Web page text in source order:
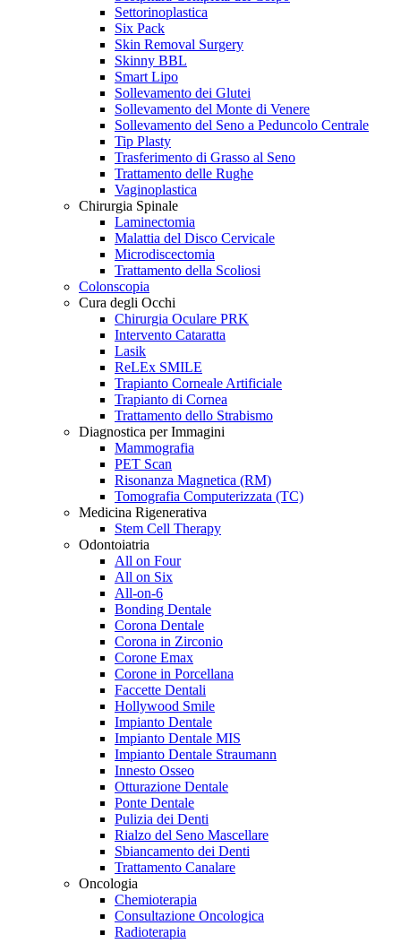
Settorinoplastica
Six Pack
Skin Removal Surgery
Skinny BBL
Smart Lipo
Sollevamento dei Glutei
Sollevamento del Monte di Venere
Sollevamento del Seno a Peduncolo Centrale
Tip Plasty
Trasferimento di Grasso al Seno
Trattamento delle Rughe
Vaginoplastica
Chirurgia Spinale
Laminectomia
Malattia del Disco Cervicale
Microdiscectomia
Trattamento della Scoliosi
Colonscopia
Cura degli Occhi
Chirurgia Oculare PRK
Intervento Cataratta
Lasik
ReLEx SMILE
Trapianto Corneale Artificiale
Trapianto di Cornea
Trattamento dello Strabismo
Diagnostica per Immagini
Mammografia
PET Scan
Risonanza Magnetica (RM)
Tomografia Computerizzata (TC)
Medicina Rigenerativa
Stem Cell Therapy
Odontoiatria
All on Four
All on Six
All-on-6
Bonding Dentale
Corona Dentale
Corona in Zirconio
Corone Emax
Corone in Porcellana
Faccette Dentali
Hollywood Smile
Impianto Dentale
Impianto Dentale MIS
Impianto Dentale Straumann
Innesto Osseo
Otturazione Dentale
Ponte Dentale
Pulizia dei Denti
Rialzo del Seno Mascellare
Sbiancamento dei Denti
Trattamento Canalare
Oncologia
Chemioterapia
Consultazione Oncologica
Radioterapia